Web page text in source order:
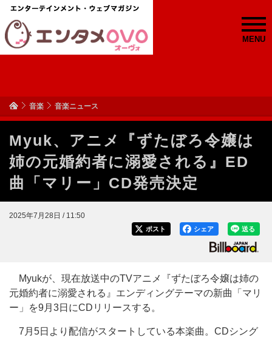
MENU
音楽 音楽ニュース
Myuk、アニメ『ずたぼろ令嬢は
姉の元婚約者に溺愛される』ED
曲「マリー」CD発売決定
2025年7月28日 / 11:50
送る
シェア
ポスト
Myukが、現在放送中のTVアニメ『ずたぼろ令嬢は姉の
元婚約者に溺愛される』エンディングテーマの新曲「マリ
ー」を9月3日にCDリリースする。
7月5日より配信がスタートしている本楽曲。CDシング